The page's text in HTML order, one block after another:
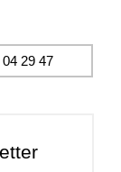
29 47